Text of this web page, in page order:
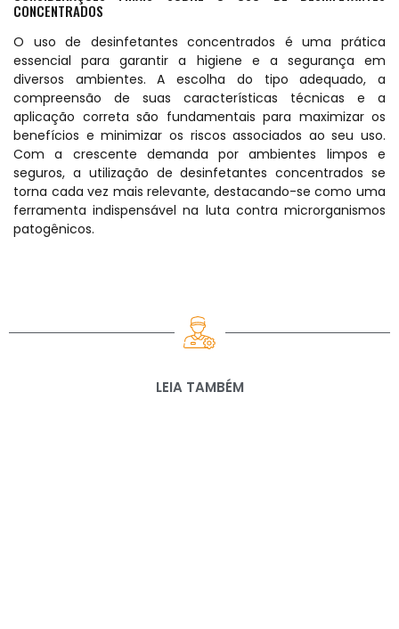
CONCENTRADOS
O uso de desinfetantes concentrados é uma prática
essencial para garantir a higiene e a segurança em
diversos ambientes. A escolha do tipo adequado, a
compreensão de suas características técnicas e a
aplicação correta são fundamentais para maximizar os
benefícios e minimizar os riscos associados ao seu uso.
Com a crescente demanda por ambientes limpos e
seguros, a utilização de desinfetantes concentrados se
torna cada vez mais relevante, destacando-se como uma
ferramenta indispensável na luta contra microrganismos
patogênicos.
LEIA TAMBÉM